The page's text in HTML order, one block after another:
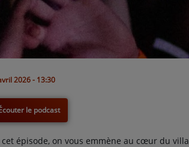
2026 - 13:30
le podcast
cet épisode, on vous emmène au cœur du